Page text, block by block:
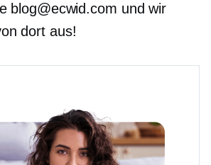
blog@ecwid.com und wir
dort aus!